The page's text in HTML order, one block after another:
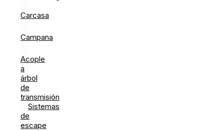
Carcasa
Campana
Acople
a
árbol
de
transmisión
Sistemas
de
escape